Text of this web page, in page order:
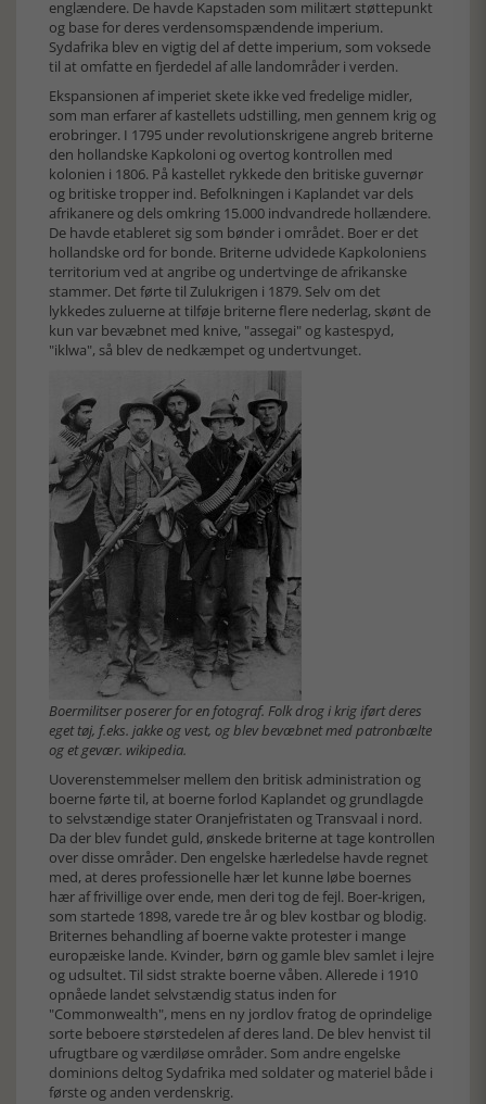
englændere. De havde Kapstaden som militært støttepunkt
og base for deres verdensomspændende imperium.
Sydafrika blev en vigtig del af dette imperium, som voksede
til at omfatte en fjerdedel af alle landområder i verden.
Ekspansionen af imperiet skete ikke ved fredelige midler,
som man erfarer af kastellets udstilling, men gennem krig og
erobringer. I 1795 under revolutionskrigene angreb briterne
den hollandske Kapkoloni og overtog kontrollen med
kolonien i 1806. På kastellet rykkede den britiske guvernør
og britiske tropper ind. Befolkningen i Kaplandet var dels
afrikanere og dels omkring 15.000 indvandrede hollændere.
De havde etableret sig som bønder i området. Boer er det
hollandske ord for bonde. Briterne udvidede Kapkoloniens
territorium ved at angribe og undertvinge de afrikanske
stammer. Det førte til Zulukrigen i 1879. Selv om det
lykkedes zuluerne at tilføje briterne flere nederlag, skønt de
kun var bevæbnet med knive, "assegai" og kastespyd,
"iklwa", så blev de nedkæmpet og undertvunget.
Boermilitser poserer for en fotograf. Folk drog i krig iført deres
eget tøj, f.eks. jakke og vest, og blev bevæbnet med patronbælte
og et gevær. wikipedia.
Uoverenstemmelser mellem den britisk administration og
boerne førte til, at boerne forlod Kaplandet og grundlagde
to selvstændige stater Oranjefristaten og Transvaal i nord.
Da der blev fundet guld, ønskede briterne at tage kontrollen
over disse områder. Den engelske hærledelse havde regnet
med, at deres professionelle hær let kunne løbe boernes
hær af frivillige over ende, men deri tog de fejl. Boer-krigen,
som startede 1898, varede tre år og blev kostbar og blodig.
Briternes behandling af boerne vakte protester i mange
europæiske lande. Kvinder, børn og gamle blev samlet i lejre
og udsultet. Til sidst strakte boerne våben. Allerede i 1910
opnåede landet selvstændig status inden for
"Commonwealth", mens en ny jordlov fratog de oprindelige
sorte beboere størstedelen af deres land. De blev henvist til
ufrugtbare og værdiløse områder. Som andre engelske
dominions deltog Sydafrika med soldater og materiel både i
første og anden verdenskrig.